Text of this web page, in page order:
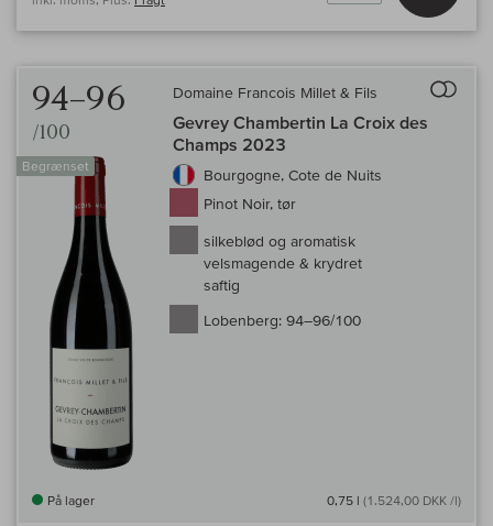
94–96
/100
Begrænset
Domaine Francois Millet & Fils
Gevrey Chambertin La Croix des
Champs 2023
Bourgogne, Cote de Nuits
Pinot Noir, tør
silkeblød og aromatisk
velsmagende & krydret
saftig
Lobenberg: 94–96/100
På lager 0,75 l (1.524,00 DKK /l)